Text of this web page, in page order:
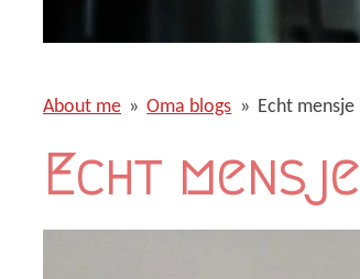
About me » Oma blogs » Echt mensje
Echt mensje